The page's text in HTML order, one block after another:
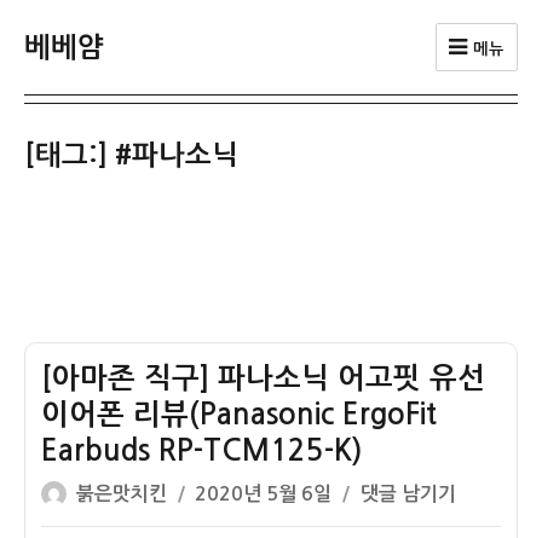
베베얌 메뉴
[태그:] #파나소닉
[아마존 직구] 파나소닉 어고핏 유선
이어폰 리뷰(Panasonic ErgoFit
Earbuds RP-TCM125-K)
글
쓴
붉은맛치킨
작
성
2020년 5월 6일
[아
마
댓글 남기기